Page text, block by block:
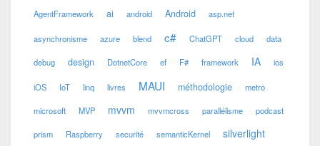
AgentFramework ai android Android asp.net
asynchronisme azure blend c# ChatGPT cloud data
debug design DotnetCore ef F# framework IA ios
iOS IoT linq livres MAUI méthodologie metro
microsoft MVP mvvm mvvmcross parallélisme podcast
prism Raspberry securité semanticKernel silverlight